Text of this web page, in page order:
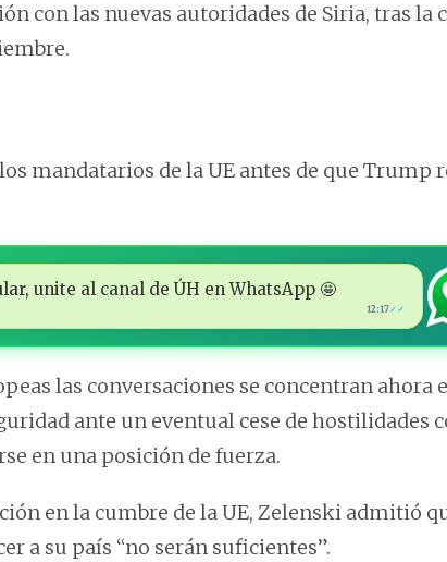
con las nuevas autoridades de Siria, tras la
mandatarios de la UE antes de que Trump
unite al canal de ÚH en WhatsApp 🤩
12:17✓✓
las conversaciones se concentran ahora
ante un eventual cese de hostilidades
en una posición de fuerza.
en la cumbre de la UE, Zelenski admitió
a su país “no serán suficientes”.